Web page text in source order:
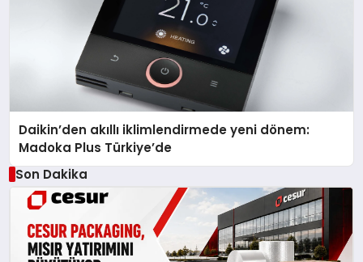
Daikin’den akıllı iklimlendirmede yeni dönem:
Madoka Plus Türkiye’de
Son Dakika